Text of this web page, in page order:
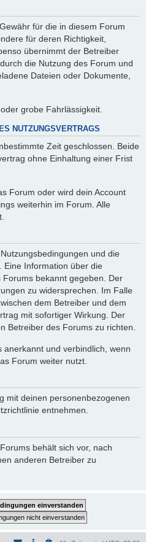
für die in diesem Forum
für deren Richtigkeit,
übernimmt der Betreiber
die Nutzung des Forum und
Dateien oder Dokumente,
grobe Fahrlässigkeit.
NUTZUNGSVERTRAGS
Zeit geschlossen. Beide
ohne Einhaltung einer Frist
Forum oder wird dein Account
weiterhin im Forum. Alle
und die
Eine Information über die
bekannt gegeben. Der
zu widersprechen. Im Falle
dem Betreiber und dem
mit sofortiger Wirkung. Der
Betreiber des Forums zu richten.
und verbindlich, wenn
Forum weiter nutzt.
mit deinen personenbezogenen
entnehmen.
behält sich vor, nach
anderen Betreiber zu